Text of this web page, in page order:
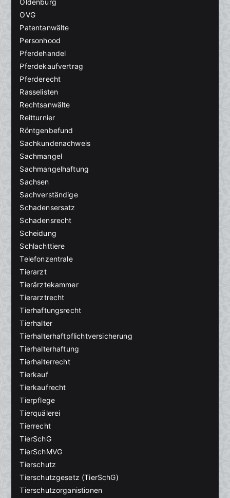
Oldenburg
OVG
Patentanwälte
Personhood
Pferdehandel
Pferdekaufvertrag
Pferderecht
Rasselisten
Rechtsanwälte
Reitturnier
Röntgenbefund
Sachkundenachweis
Sachmangel
Sachmangelhaftung
Sachsen
Sachverständige
Schadensersatz
Schadensrecht
Scheidung
Schlachttiere
Telefonzentrale
Tierarzt
Tierärztekammer
Tierarztrecht
Tierhaftungsrecht
Tierhalter
Tierhalterhaftpflichtversicherung
Tierhalterhaftung
Tierhalterrecht
Tierkauf
Tierkaufrecht
Tierpflege
Tierquälerei
Tierrecht
TierSchG
TierSchMVG
Tierschutz
Tierschutzgesetz (TierSchG)
Tierschutzorganistionen